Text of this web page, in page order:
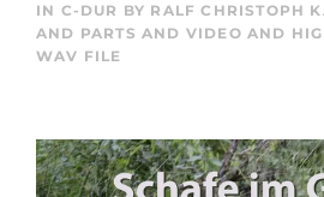
IN C-DUR BY RALF CHRISTOPH
AND PARTS AND VIDEO AND
WAV FILE